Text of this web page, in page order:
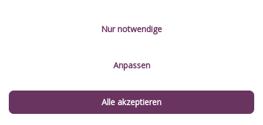
Sachsen! Neben der Beschreibung der barrierefreien
Mobilitätsbeeinträchtigung findet ihr auch spezielle
sowie für lern- und kognitiv beeinträchtigte Menschen.
Nur notwendige
Anpassen
Alle akzeptieren